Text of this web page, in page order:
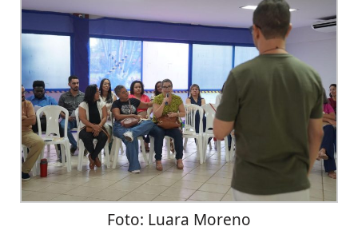
Foto: Luara Moreno